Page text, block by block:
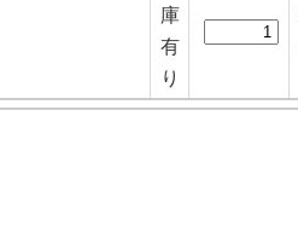
庫
有
り